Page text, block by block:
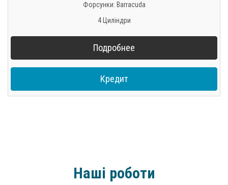
Форсунки: Barracuda
4 Циліндри
Подробнее
Кредит
Наші роботи